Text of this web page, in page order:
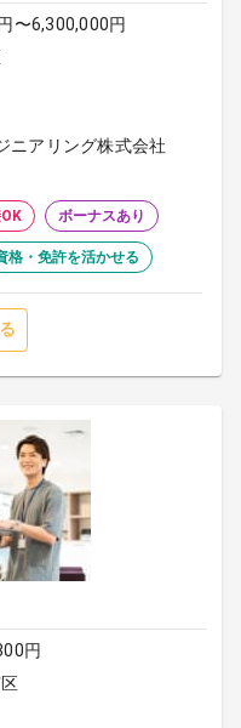
〜6,300,000円
ニアリング株式会社
ボーナスあり
格・免許を活かせる
円